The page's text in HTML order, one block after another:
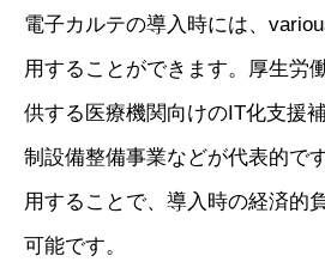
電子カルテの導入時には、
用することができます。厚生労
供する医療機関向けのIT化支援
制設備整備事業などが代表的で
用することで、導入時の経済的
可能です。